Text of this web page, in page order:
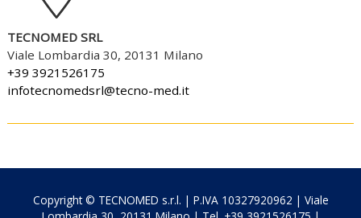
TECNOMED SRL
Viale Lombardia 30, 20131 Milano
+39 3921526175
infotecnomedsrl@tecno-med.it
Copyright © TECNOMED s.r.l. | P.IVA 10327920962 | Viale